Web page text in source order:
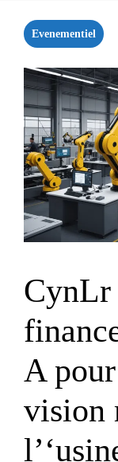
Evenementiel
CynLr
A
vision